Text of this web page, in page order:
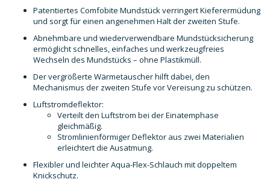
Patentiertes Comfobite Mundstück verringert Kieferermüdung
und sorgt für einen angenehmen Halt der zweiten Stufe.
Abnehmbare und wiederverwendbare Mundstücksicherung
ermöglicht schnelles, einfaches und werkzeugfreies
Wechseln des Mundstücks – ohne Plastikmüll.
Der vergrößerte Wärmetauscher hilft dabei, den
Mechanismus der zweiten Stufe vor Vereisung zu schützen.
Luftstromdeflektor:
Verteilt den Luftstrom bei der Einatemphase
gleichmäßig.
Stromlinienförmiger Deflektor aus zwei Materialien
erleichtert die Ausatmung.
Flexibler und leichter Aqua-Flex-Schlauch mit doppeltem
Knickschutz.